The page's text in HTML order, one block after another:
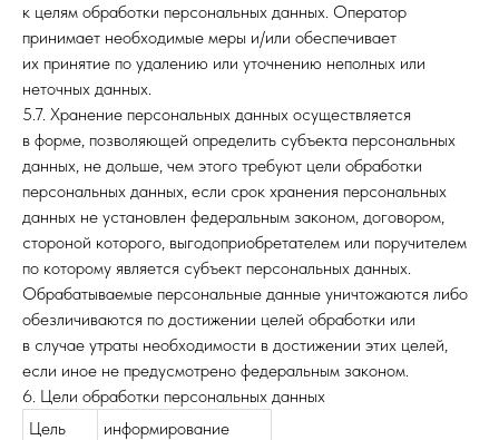
к целям обработки персональных данных. Оператор
принимает необходимые меры и/или обеспечивает
их принятие по удалению или уточнению неполных или
неточных данных.
5.7. Хранение персональных данных осуществляется
в форме, позволяющей определить субъекта персональных
данных, не дольше, чем этого требуют цели обработки
персональных данных, если срок хранения персональных
данных не установлен федеральным законом, договором,
стороной которого, выгодоприобретателем или поручителем
по которому является субъект персональных данных.
Обрабатываемые персональные данные уничтожаются либо
обезличиваются по достижении целей обработки или
в случае утраты необходимости в достижении этих целей,
если иное не предусмотрено федеральным законом.
6. Цели обработки персональных данных
Цель
информирование